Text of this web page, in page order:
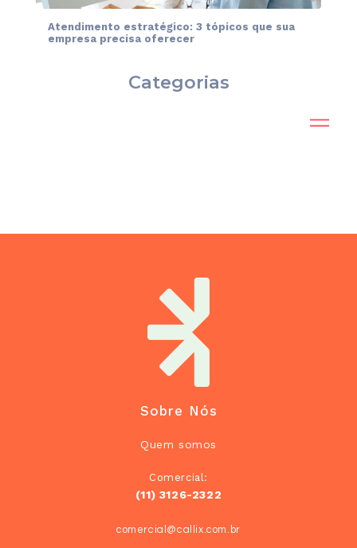
Atendimento estratégico: 3 tópicos que sua
empresa precisa oferecer
Categorias
Sobre Nós
Quem somos
Comercial:
(11) 3126-2322
comercial@callix.com.br